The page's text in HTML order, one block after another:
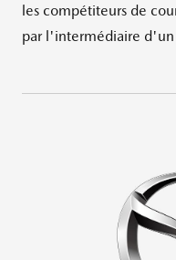
les compétiteurs de
par l'intermédiaire